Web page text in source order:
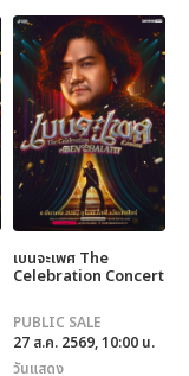
เบนจะเพศ The
Celebration Concert
PUBLIC SALE
27 ส.ค. 2569, 10:00 น.
วันแสดง